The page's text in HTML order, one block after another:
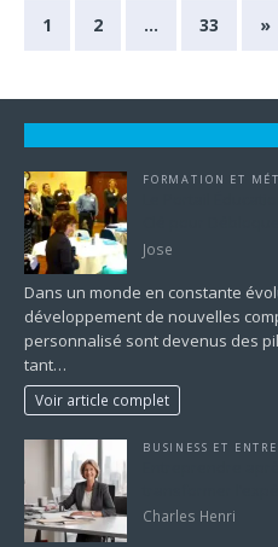
1 2 … 33 »
FORMATION ET
Jose
Dans un monde en constante
développement de nouvelles
personnalisé sont devenus des
tant…
Voir article complet
BUSINESS ET
Charles Henri